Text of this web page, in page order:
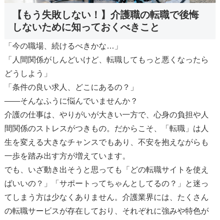
【もう失敗しない！】介護職の転職で後悔
しないために知っておくべきこと
「今の職場、続けるべきかな…」
「人間関係がしんどいけど、転職してもっと悪くなったら
どうしよう」
「条件の良い求人、どこにあるの？」
——そんなふうに悩んでいませんか？
介護の仕事は、やりがいが大きい一方で、心身の負担や人
間関係のストレスがつきもの。だからこそ、「転職」は人
生を変える大きなチャンスでもあり、不安を抱えながらも
一歩を踏み出す方が増えています。
でも、いざ動き出そうと思っても「どの転職サイトを使え
ばいいの？」「サポートってちゃんとしてるの？」と迷っ
てしまう方は少なくありません。介護業界には、たくさん
の転職サービスが存在しており、それぞれに強みや特色が